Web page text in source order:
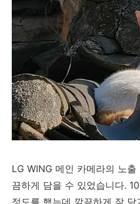
LG WING 메인 카메라의 노
끔하게 담을 수 있었습니다.
정도를 했는데 깔끔하게 잘 담